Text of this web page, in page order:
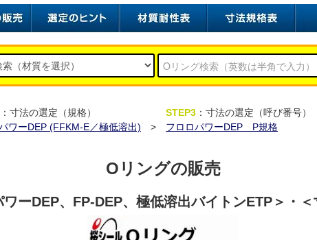
：寸法の選定（規格）
ワーDEP (FFKM-E／極低溶出)
>
STEP3 ：寸法の選定（呼び番号）
フロロパワーDEP P規格
Oリングの販売
ワーDEP、FP-DEP、極低溶出バイトンETP＞・